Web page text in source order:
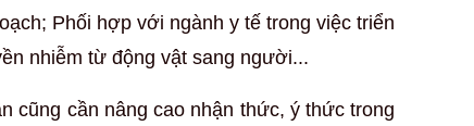
Phối hợp với ngành y tế trong việc triển
nhiễm từ động vật sang người...
cũng cần nâng cao nhận thức, ý thức trong